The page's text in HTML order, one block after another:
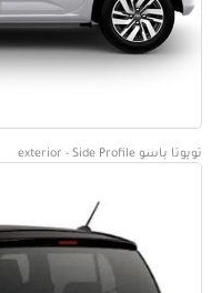
تويوتا باسو exterior - Side Profile